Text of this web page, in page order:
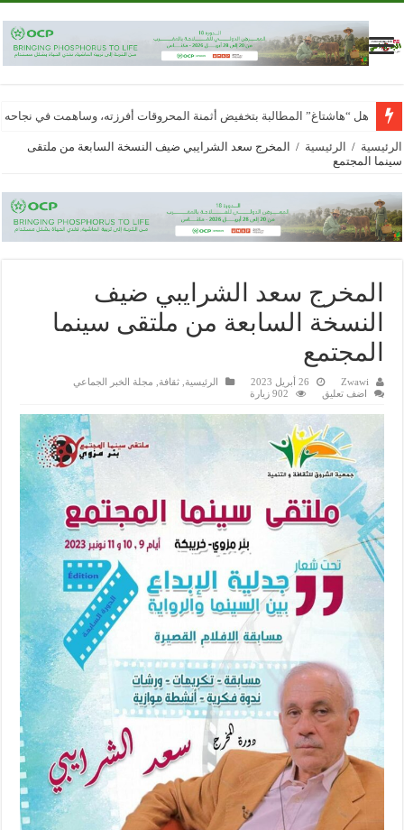
هل “هاشتاغ” المطالبة بتخفيض أثمنة المحروقات أفرزته، وساهمت في
الرئيسية / الرئيسية /
المخرج سعد الشرايبي ضيف النسخة السابعة من ملتقى
سينما المجتمع
المخرج سعد الشرايبي ضيف
النسخة السابعة من ملتقى سينما
المجتمع
Zwawi 26 أبريل 2023 الرئيسية ,ثقافة
مجلة الخبر الجماعي
اضف تعليق
902 زيارة